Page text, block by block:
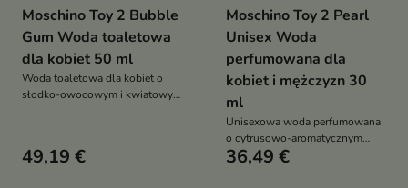
Moschino Toy 2 Bubble
Gum Woda toaletowa
dla kobiet 50 ml
Woda toaletowa dla kobiet o
słodko-owocowym i kwiatowym
49,19 €
Moschino Toy 2 Pearl
Unisex Woda
perfumowana dla
kobiet i mężczyzn 30
ml
Unisexowa woda perfumowana
o cytrusowo-aromatycznym
charakterze z nutami cytryny,
36,49 €